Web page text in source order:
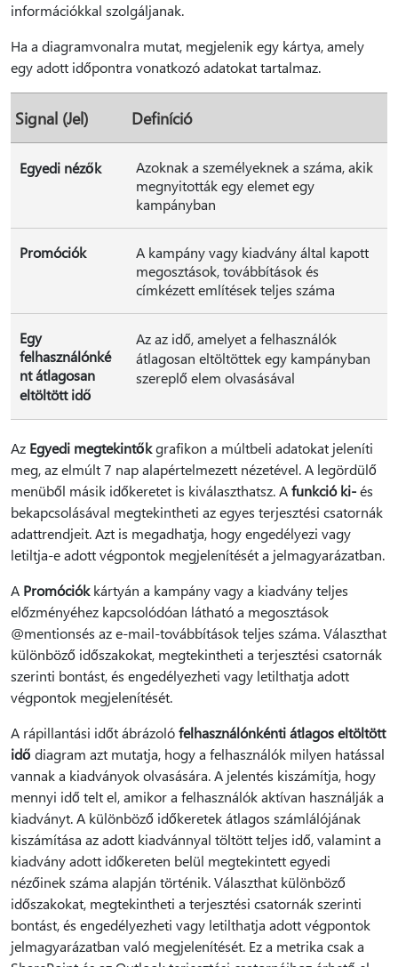
információkkal szolgáljanak.
Ha a diagramvonalra mutat, megjelenik egy kártya, amely
egy adott időpontra vonatkozó adatokat tartalmaz.
Signal (Jel) Definíció
Egyedi nézők
Azoknak a személyeknek a száma, akik
megnyitották egy elemet egy
kampányban
Promóciók
A kampány vagy kiadvány által kapott
megosztások, továbbítások és
címkézett említések teljes száma
Egy
felhasználónké
nt átlagosan
eltöltött idő
Az az idő, amelyet a felhasználók
átlagosan eltöltöttek egy kampányban
szereplő elem olvasásával
Az Egyedi megtekintőkgrafikon a múltbeli adatokat jeleníti
meg, az elmúlt 7 nap alapértelmezett nézetével. A legördülő
menüből másik időkeretet is kiválaszthatsz. Afunkció ki-és
bekapcsolásával megtekintheti az egyes terjesztési csatornák
adattrendjeit. Azt is megadhatja, hogy engedélyezi vagy
letiltja-e adott végpontok megjelenítését a jelmagyarázatban.
A Promóciókkártyán a kampány vagy a kiadvány teljes
előzményéhez kapcsolódóan látható a megosztások
@mentionsés az e-mail-továbbítások teljes száma. Választhat
különböző időszakokat, megtekintheti a terjesztési csatornák
szerinti bontást, és engedélyezheti vagy letilthatja adott
végpontok megjelenítését.
A rápillantási időt ábrázolófelhasználónkénti átlagos eltöltött
idő diagram azt mutatja, hogy a felhasználók milyen hatással
vannak a kiadványok olvasására. A jelentés kiszámítja, hogy
mennyi idő telt el, amikor a felhasználók aktívan használják a
kiadványt. A különböző időkeretek átlagos számlálójának
kiszámítása az adott kiadvánnyal töltött teljes idő, valamint a
kiadvány adott időkereten belül megtekintett egyedi
nézőinek száma alapján történik. Választhat különböző
időszakokat, megtekintheti a terjesztési csatornák szerinti
bontást, és engedélyezheti vagy letilthatja adott végpontok
jelmagyarázatban való megjelenítését. Ez a metrika csak a